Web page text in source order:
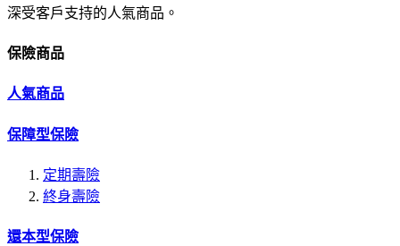
深受客戶支持的人氣商品。
保險商品
人氣商品
保障型保險
定期壽險
終身壽險
還本型保險